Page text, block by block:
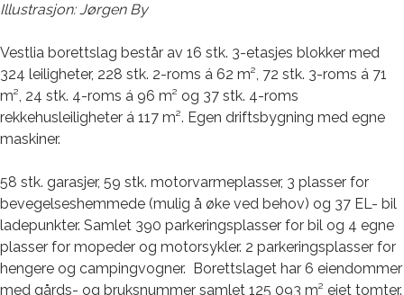
Illustrasjon: Jørgen By
Vestlia borettslag består av 16 stk. 3-etasjes blokker med
324 leiligheter, 228 stk. 2-roms á 62 m², 72 stk. 3-roms á 71
m², 24 stk. 4-roms á 96 m² og 37 stk. 4-roms
rekkehusleiligheter á 117 m². Egen driftsbygning med egne
maskiner.
58 stk. garasjer, 59 stk. motorvarmeplasser, 3 plasser for
bevegelseshemmede (mulig å øke ved behov) og 37 EL- bil
ladepunkter. Samlet 390 parkeringsplasser for bil og 4 egne
plasser for mopeder og motorsykler. 2 parkeringsplasser for
hengere og campingvogner. Borettslaget har 6 eiendommer
med gårds- og bruksnummer samlet 125 093 m² eiet tomter.